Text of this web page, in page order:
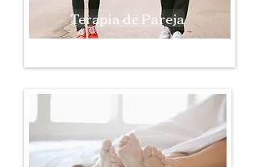
Terapia de Pareja